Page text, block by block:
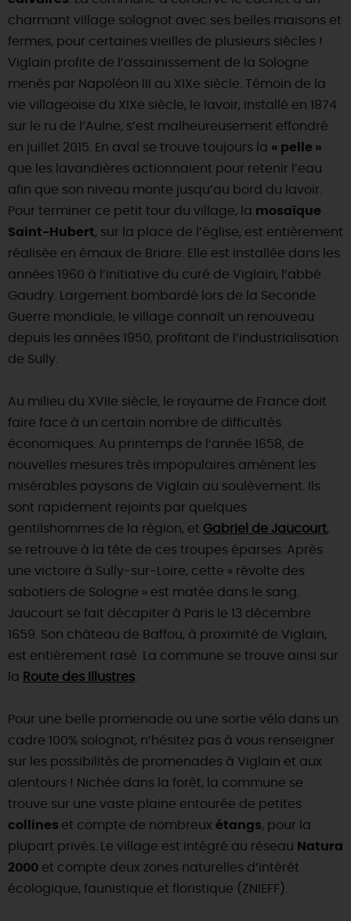
charmant village solognot avec ses belles maisons et
fermes, pour certaines vieilles de plusieurs siècles !
Viglain profite de l’assainissement de la Sologne
menés par Napoléon III au XIXe siècle. Témoin de la
vie villageoise du XIXe siècle, le lavoir, installé en 1874
sur le ru de l’Aulne, s’est malheureusement effondré
en juillet 2015. En aval se trouve toujours la « pelle »
que les lavandières actionnaient pour retenir l’eau
afin que son niveau monte jusqu’au bord du lavoir.
Pour terminer ce petit tour du village, la mosaïque
Saint-Hubert, sur la place de l’église, est entièrement
réalisée en émaux de Briare. Elle est installée dans les
années 1960 à l’initiative du curé de Viglain, l’abbé
Gaudry. Largement bombardé lors de la Seconde
Guerre mondiale, le village connaît un renouveau
depuis les années 1950, profitant de l’industrialisation
de Sully.
Au milieu du XVIIe siècle, le royaume de France doit
faire face à un certain nombre de difficultés
économiques. Au printemps de l’année 1658, de
nouvelles mesures très impopulaires amènent les
misérables paysans de Viglain au soulèvement. Ils
sont rapidement rejoints par quelques
gentilshommes de la région, et Gabriel de Jaucourt,
se retrouve à la tête de ces troupes éparses. Après
une victoire à Sully-sur-Loire, cette « révolte des
sabotiers de Sologne » est matée dans le sang.
Jaucourt se fait décapiter à Paris le 13 décembre
1659. Son château de Baffou, à proximité de Viglain,
est entièrement rasé. La commune se trouve ainsi sur
la Route des Illustres
Pour une belle promenade ou une sortie vélo dans un
cadre 100% solognot, n’hésitez pas à vous renseigner
sur les possibilités de promenades à Viglain et aux
alentours ! Nichée dans la forêt, la commune se
trouve sur une vaste plaine entourée de petites
collines et compte de nombreux étangs, pour la
plupart privés. Le village est intégré au réseau Natura
2000 et compte deux zones naturelles d’intérêt
écologique, faunistique et floristique (ZNIEFF).